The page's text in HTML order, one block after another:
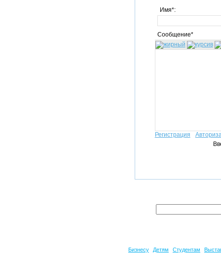
Имя*:
Сообщение*
Регистрация
Бизнесу Детям Студентам